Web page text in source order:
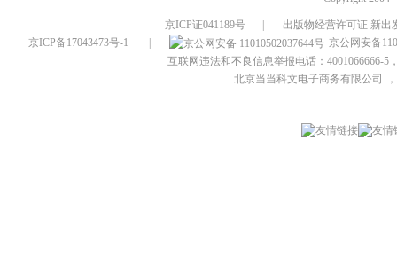
京ICP证041189号
出版物经营许可证 新出
京ICP备17043473号-1
京公网安备
互联网违法和不良信息举报电话：4001066666-5
北京当当科文电子商务有限公司